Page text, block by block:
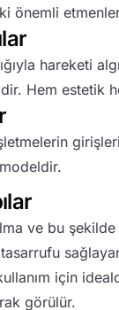
önemli
hareketi
Hem estetik
ve bu
için
görülür.